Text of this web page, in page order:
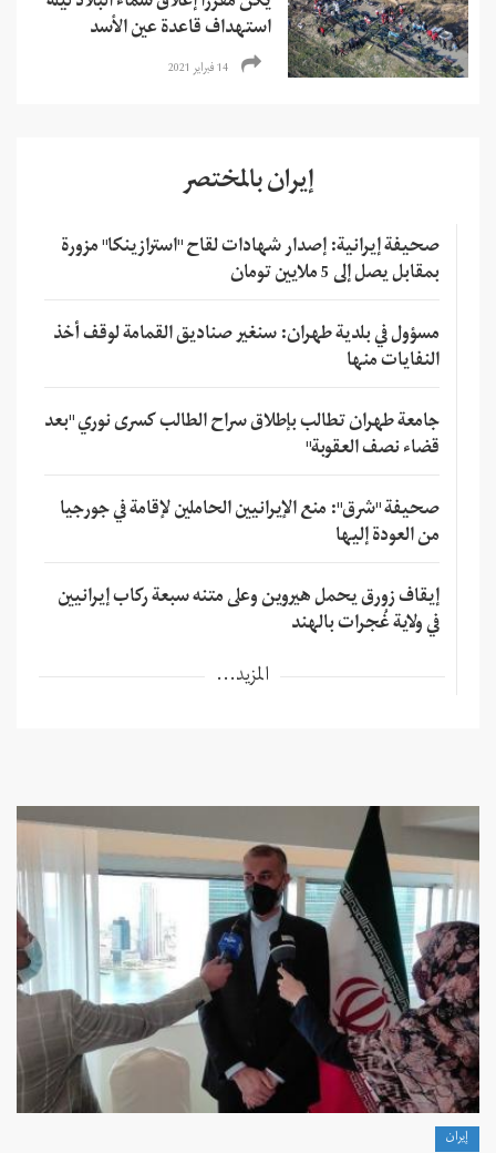
استهداف قاعدة عين الأسد
14 فبراير 2021
إيران بالمختصر
صحيفة إيرانية: إصدار شهادات لقاح "استرازينكا" مزورة
بمقابل يصل إلى 5 ملايين تومان
مسؤول في بلدية طهران: سنغير صناديق القمامة لوقف أخذ
النفايات منها
جامعة طهران تطالب بإطلاق سراح الطالب كسرى نوري "بعد
قضاء نصف العقوبة"
صحيفة "شرق": منع الإيرانيين الحاملين لإقامة في جورجيا
من العودة إليها
إيقاف زورق يحمل هيروين وعلى متنه سبعة ركاب إيرانيين
في ولاية غُجرات بالهند
المزيد...
إيران